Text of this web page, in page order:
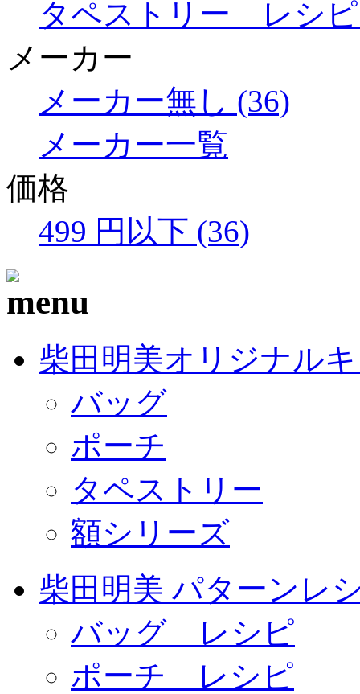
タペストリー レシ
メーカー
メーカー無し (36)
メーカー一覧
価格
499 円以下 (36)
柴田明美オリジナル
バッグ
ポーチ
タペストリー
額シリーズ
柴田明美 パターンレ
バッグ レシピ
ポーチ レシピ